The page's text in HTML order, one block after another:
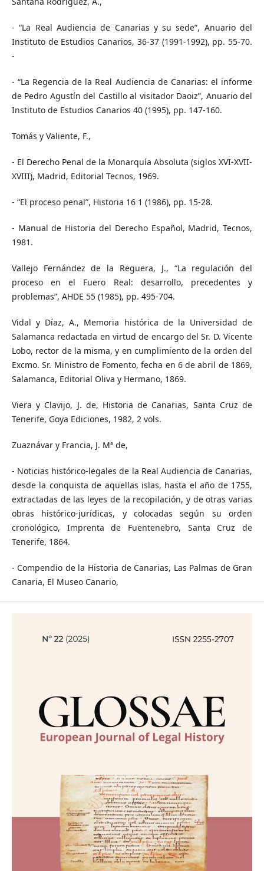
- “La Real Audiencia de Canarias y su sede”, Anuario del
Instituto de Estudios Canarios, 36-37 (1991-1992), pp. 55-70.
-
- “La Regencia de la Real Audiencia de Canarias: el informe
de Pedro Agustín del Castillo al visitador Daoiz”, Anuario del
Instituto de Estudios Canarios 40 (1995), pp. 147-160.
Tomás y Valiente, F.,
- El Derecho Penal de la Monarquía Absoluta (siglos XVI-XVII-
XVIII), Madrid, Editorial Tecnos, 1969.
- “El proceso penal”, Historia 16 1 (1986), pp. 15-28.
- Manual de Historia del Derecho Español, Madrid, Tecnos,
1981.
Vallejo Fernández de la Reguera, J., “La regulación del
proceso en el Fuero Real: desarrollo, precedentes y
problemas”, AHDE 55 (1985), pp. 495-704.
Vidal y Díaz, A., Memoria histórica de la Universidad de
Salamanca redactada en virtud de encargo del Sr. D. Vicente
Lobo, rector de la misma, y en cumplimiento de la orden del
Excmo. Sr. Ministro de Fomento, fecha en 6 de abril de 1869,
Salamanca, Editorial Oliva y Hermano, 1869.
Viera y Clavijo, J. de, Historia de Canarias, Santa Cruz de
Tenerife, Goya Ediciones, 1982, 2 vols.
Zuaznávar y Francia, J. Mª de,
- Noticias histórico-legales de la Real Audiencia de Canarias,
desde la conquista de aquellas islas, hasta el año de 1755,
extractadas de las leyes de la recopilación, y de otras varias
obras histórico-jurídicas, y colocadas según su orden
cronológico, Imprenta de Fuentenebro, Santa Cruz de
Tenerife, 1864.
- Compendio de la Historia de Canarias, Las Palmas de Gran
Canaria, El Museo Canario,